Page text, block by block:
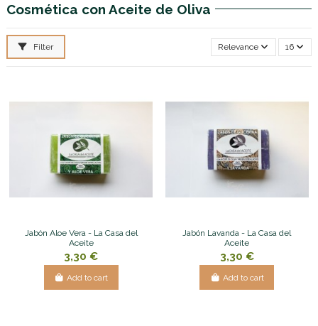
Cosmética con Aceite de Oliva
Filter Relevance 16
Jabón Aloe Vera - La Casa del
Aceite
3,30 €
Add to cart
Jabón Lavanda - La Casa del
Aceite
3,30 €
Add to cart